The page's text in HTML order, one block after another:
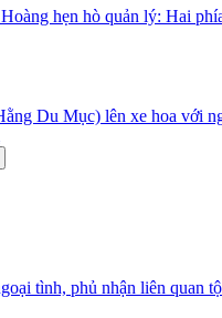
hẹn hò quản lý: Hai
Du Mục) lên xe hoa với
tình, phủ nhận liên quan